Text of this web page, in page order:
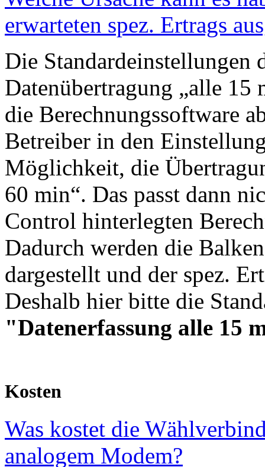
erwarteten spez. Ertrags
Die Standardeinstellungen
Datenübertragung „alle 15
die Berechnungssoftware
Betreiber in den
Möglichkeit, die
60 min“. Das passt dann
Control hinterlegten
Dadurch werden die
dargestellt und der spez.
Deshalb hier bitte die
"Datenerfassung alle 15
Kosten
Was kostet die
analogem Modem?